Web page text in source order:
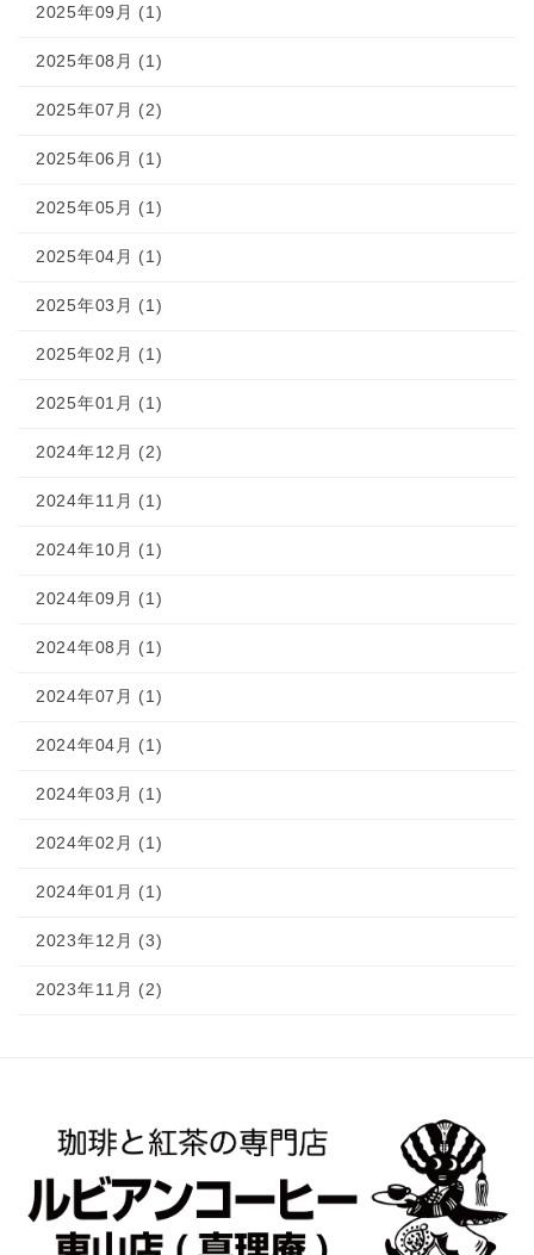
2025年09月 (1)
2025年08月 (1)
2025年07月 (2)
2025年06月 (1)
2025年05月 (1)
2025年04月 (1)
2025年03月 (1)
2025年02月 (1)
2025年01月 (1)
2024年12月 (2)
2024年11月 (1)
2024年10月 (1)
2024年09月 (1)
2024年08月 (1)
2024年07月 (1)
2024年04月 (1)
2024年03月 (1)
2024年02月 (1)
2024年01月 (1)
2023年12月 (3)
2023年11月 (2)